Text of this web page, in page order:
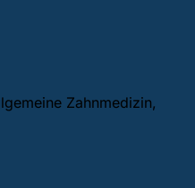
Zahnmedizin,